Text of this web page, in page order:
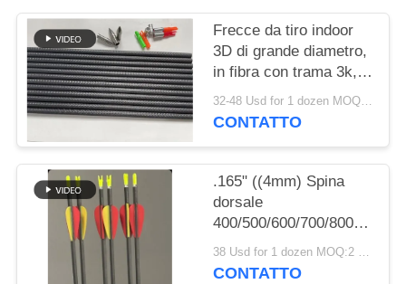
POLITICA
SULLA
PRIVACY
Frecce da tiro indoor
3D di grande diametro,
in fibra con trama 3k,
rettilineità .003- .001",
spine
(23/64")
32-48 Usd for 1 dozen MOQ:2 dozzine
CONTATTO
.165" ((4mm) Spina
dorsale
400/500/600/700/800/900/
Peso più leggero Lunga
distanza Mirco
38 Usd for 1 dozen MOQ:2 dozzine
CONTATTO